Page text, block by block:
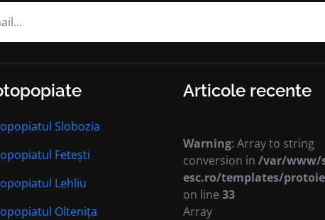
Slobozia
Fetești
Lehliu
Oltenița
Articole recente
Warning: Array to string
conversion in /var/www/
esc.ro/templates/
on line 33
Array